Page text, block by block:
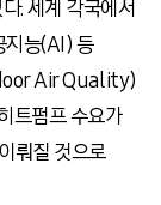
. 세계 각국에서
지능(AI) 등
Air Quality)
트펌프 수요가
뤄질 것으로